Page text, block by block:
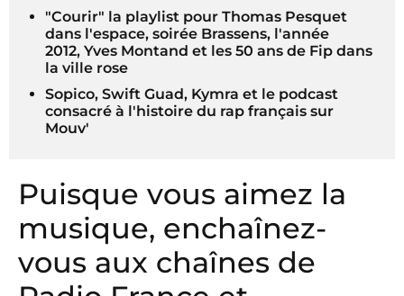
"Courir" la playlist pour Thomas Pesquet
dans l'espace, soirée Brassens, l'année
2012, Yves Montand et les 50 ans de Fip dans
la ville rose
Sopico, Swift Guad, Kymra et le podcast
consacré à l'histoire du rap français sur
Mouv'
Puisque vous aimez la
musique, enchaînez-
vous aux chaînes de